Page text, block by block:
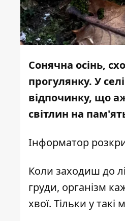
Сонячна осінь,
прогулянку. У
відпочинку, що
світлин на
Інформатор
Коли заходиш до
груди, організм
хвої. Тільки у